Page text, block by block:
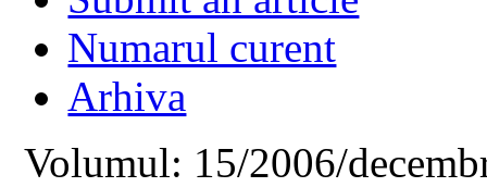
Numarul curent
Arhiva
Volumul: 15/2006/